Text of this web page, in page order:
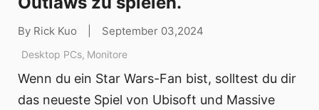
By Rick Kuo September 03,2024
Desktop PCs, Monitore
Wenn du ein Star Wars-Fan bist, solltest du dir
das neueste Spiel von Ubisoft und Massive